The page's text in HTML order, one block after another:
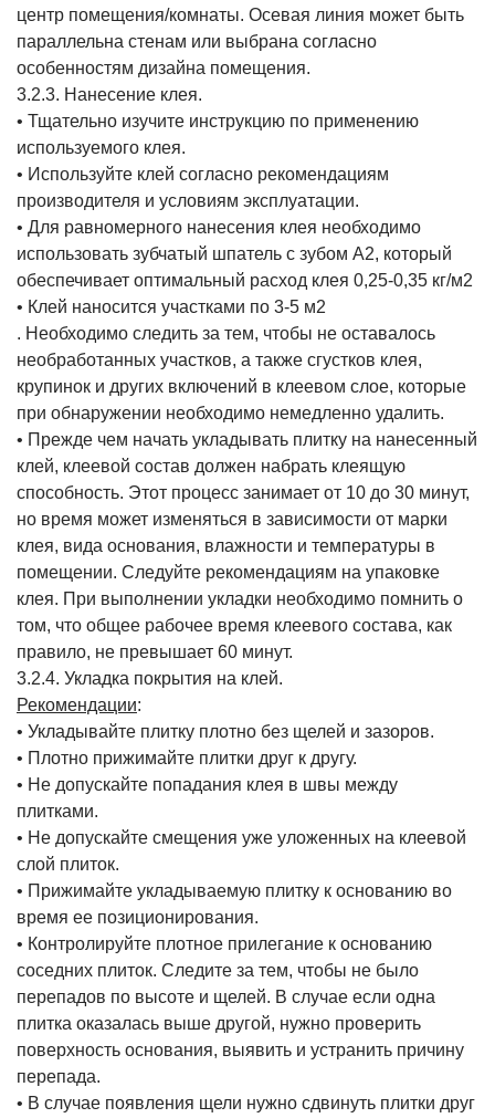
центр помещения/комнаты. Осевая линия может быть
параллельна стенам или выбрана согласно
особенностям дизайна помещения.
3.2.3. Нанесение клея.
• Тщательно изучите инструкцию по применению
используемого клея.
• Используйте клей согласно рекомендациям
производителя и условиям эксплуатации.
• Для равномерного нанесения клея необходимо
использовать зубчатый шпатель с зубом А2, который
обеспечивает оптимальный расход клея 0,25-0,35 кг/м2
• Клей наносится участками по 3-5 м2
. Необходимо следить за тем, чтобы не оставалось
необработанных участков, а также сгустков клея,
крупинок и других включений в клеевом слое, которые
при обнаружении необходимо немедленно удалить.
• Прежде чем начать укладывать плитку на нанесенный
клей, клеевой состав должен набрать клеящую
способность. Этот процесс занимает от 10 до 30 минут,
но время может изменяться в зависимости от марки
клея, вида основания, влажности и температуры в
помещении. Следуйте рекомендациям на упаковке
клея. При выполнении укладки необходимо помнить о
том, что общее рабочее время клеевого состава, как
правило, не превышает 60 минут.
3.2.4. Укладка покрытия на клей.
Рекомендации:
• Укладывайте плитку плотно без щелей и зазоров.
• Плотно прижимайте плитки друг к другу.
• Не допускайте попадания клея в швы между
плитками.
• Не допускайте смещения уже уложенных на клеевой
слой плиток.
• Прижимайте укладываемую плитку к основанию во
время ее позиционирования.
• Контролируйте плотное прилегание к основанию
соседних плиток. Следите за тем, чтобы не было
перепадов по высоте и щелей. В случае если одна
плитка оказалась выше другой, нужно проверить
поверхность основания, выявить и устранить причину
перепада.
• В случае появления щели нужно сдвинуть плитки друг